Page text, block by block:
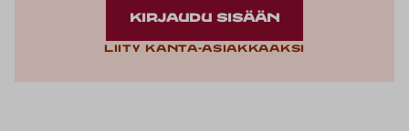
KIRJAUDU SISÄÄN
Liity kanta-asiakkaaksi